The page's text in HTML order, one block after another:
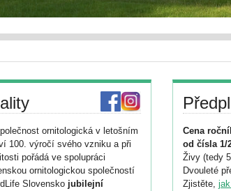
ornitologická v letošním
100. výročí svého vzniku a při
pořádá ve spolupráci
ornitologickou společností
Slovensko jubilejní
Cena
od čísla 1/
Živy (tedy
Dvouleté
Zjistěte,